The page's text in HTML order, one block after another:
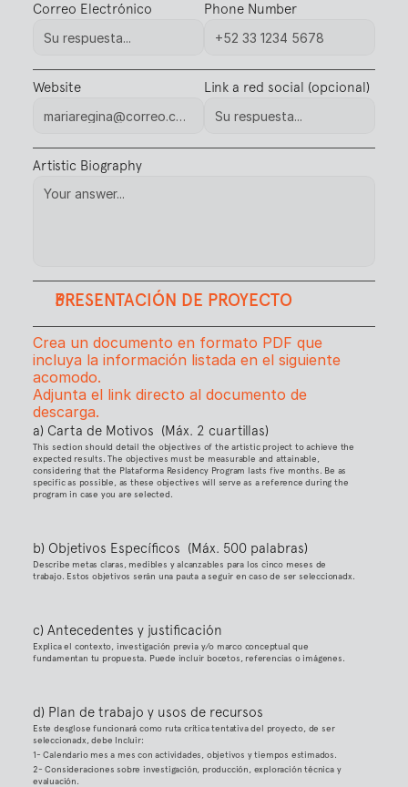
Correo Electrónico Phone Number
Website Link a red social (opcional)
Artistic Biography
PRESENTACIÓN DE PROYECTO
Crea un documento en formato PDF que
incluya la información listada en el siguiente
acomodo.
Adjunta el link directo al documento de
descarga.
a) Carta de Motivos  (Máx. 2 cuartillas)
This section should detail the objectives of the artistic project to achieve the
expected results. The objectives must be measurable and attainable,
considering that the Plataforma Residency Program lasts five months. Be as
specific as possible, as these objectives will serve as a reference during the
program in case you are selected.
b) Objetivos Específicos  (Máx. 500 palabras)
Describe metas claras, medibles y alcanzables para los cinco meses de
trabajo. Estos objetivos serán una pauta a seguir en caso de ser seleccionadx.
c) Antecedentes y justificación
Explica el contexto, investigación previa y/o marco conceptual que
fundamentan tu propuesta. Puede incluir bocetos, referencias o imágenes.
d) Plan de trabajo y usos de recursos
Este desglose funcionará como ruta crítica tentativa del proyecto, de ser
seleccionadx, debe Incluir:
1- Calendario mes a mes con actividades, objetivos y tiempos estimados.
2- Consideraciones sobre investigación, producción, exploración técnica y
evaluación.